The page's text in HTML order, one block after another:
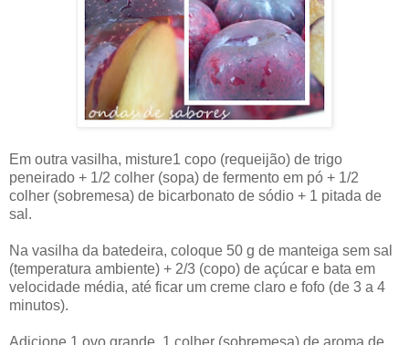
Em outra vasilha, misture1 copo (requeijão) de trigo
peneirado + 1/2 colher (sopa) de fermento em pó + 1/2
colher (sobremesa) de bicarbonato de sódio + 1 pitada de
sal.
Na vasilha da batedeira, coloque 50 g de manteiga sem sal
(temperatura ambiente) + 2/3 (copo) de açúcar e bata em
velocidade média, até ficar um creme claro e fofo (de 3 a 4
minutos).
Adicione 1 ovo grande, 1 colher (sobremesa) de aroma de